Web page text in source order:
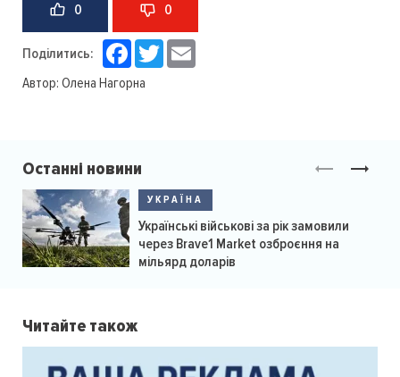
0 0
Поділитись: Facebook
Twitter
Автор: Олена Нагорна
Останні новини
УКРАЇНА
Українські військові за рік замовили
через Brave1 Market озброєння на
мільярд доларів
Читайте також